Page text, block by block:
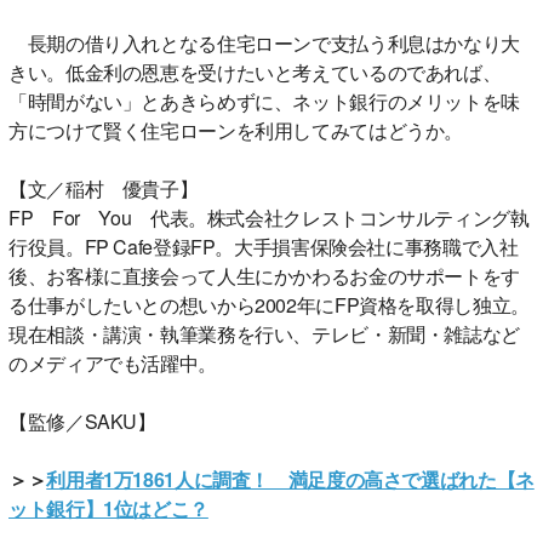
長期の借り入れとなる住宅ローンで支払う利息はかなり大
きい。低金利の恩恵を受けたいと考えているのであれば、
「時間がない」とあきらめずに、ネット銀行のメリットを味
方につけて賢く住宅ローンを利用してみてはどうか。
【文／稲村 優貴子】
FP For You 代表。株式会社クレストコンサルティング執
行役員。FP Cafe登録FP。大手損害保険会社に事務職で入社
後、お客様に直接会って人生にかかわるお金のサポートをす
る仕事がしたいとの想いから2002年にFP資格を取得し独立。
現在相談・講演・執筆業務を行い、テレビ・新聞・雑誌など
のメディアでも活躍中。
【監修／SAKU】
＞＞利用者1万1861人に調査！ 満足度の高さで選ばれた【ネ
ット銀行】1位はどこ？